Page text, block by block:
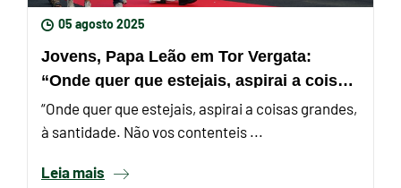
05 agosto 2025
Jovens, Papa Leão em Tor Vergata:
“Onde quer que estejais, aspirai a coisas
grandes, à santidade”
“Onde quer que estejais, aspirai a coisas grandes,
à santidade. Não vos contenteis ...
Leia mais